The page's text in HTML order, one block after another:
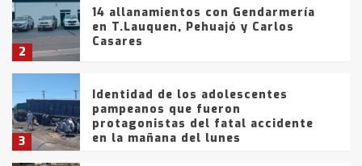
2
14 allanamientos con Gendarmería
en T.Lauquen, Pehuajó y Carlos
Casares
3
Identidad de los adolescentes
pampeanos que fueron
protagonistas del fatal accidente
en la mañana del lunes